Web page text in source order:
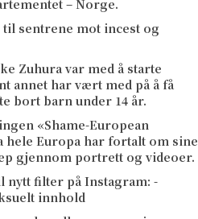
– Norge.
sentrene mot incest og
Zuhura var med å starte
annet har vært med på å få
bort barn under 14 år.
«Shame-European
Europa har fortalt om sine
gjennom portrett og videoer.
filter på Instagram: -
innhold